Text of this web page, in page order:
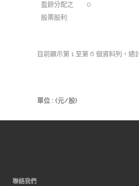
盈餘分配之
股票股利:
0
目前顯示第 1 至第 6 個資料列，總
單位 : (元/股)
聯絡我們